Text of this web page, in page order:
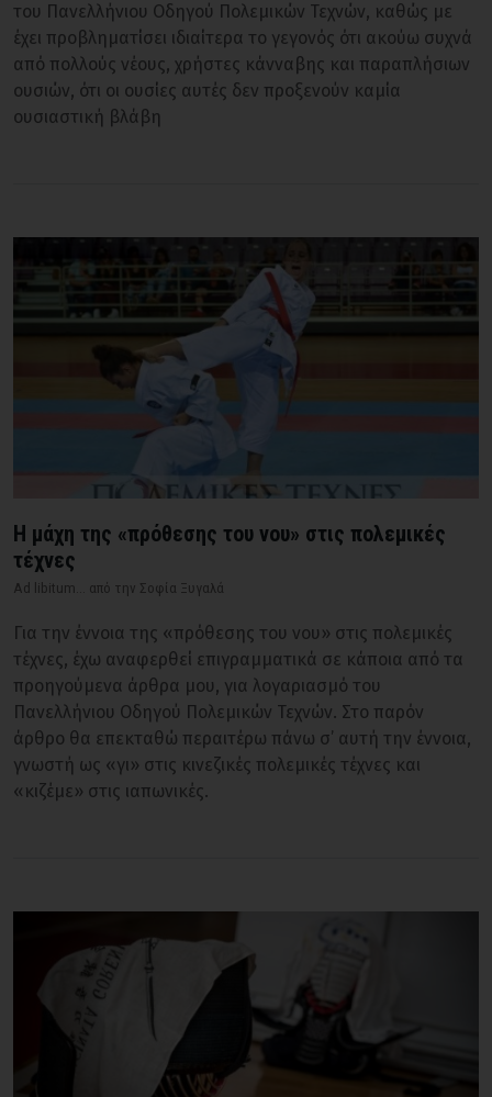
του Πανελλήνιου Οδηγού Πολεμικών Τεχνών, καθώς με
έχει προβληματίσει ιδιαίτερα το γεγονός ότι ακούω συχνά
από πολλούς νέους, χρήστες κάνναβης και παραπλήσιων
ουσιών, ότι οι ουσίες αυτές δεν προξενούν καμία
ουσιαστική βλάβη
Η μάχη της «πρόθεσης του νου» στις πολεμικές
τέχνες
Ad libitum... από την Σοφία Ξυγαλά
Για την έννοια της «πρόθεσης του νου» στις πολεμικές
τέχνες, έχω αναφερθεί επιγραμματικά σε κάποια από τα
προηγούμενα άρθρα μου, για λογαριασμό του
Πανελλήνιου Οδηγού Πολεμικών Τεχνών. Στο παρόν
άρθρο θα επεκταθώ περαιτέρω πάνω σ’ αυτή την έννοια,
γνωστή ως «γι» στις κινεζικές πολεμικές τέχνες και
«κιζέμε» στις ιαπωνικές.